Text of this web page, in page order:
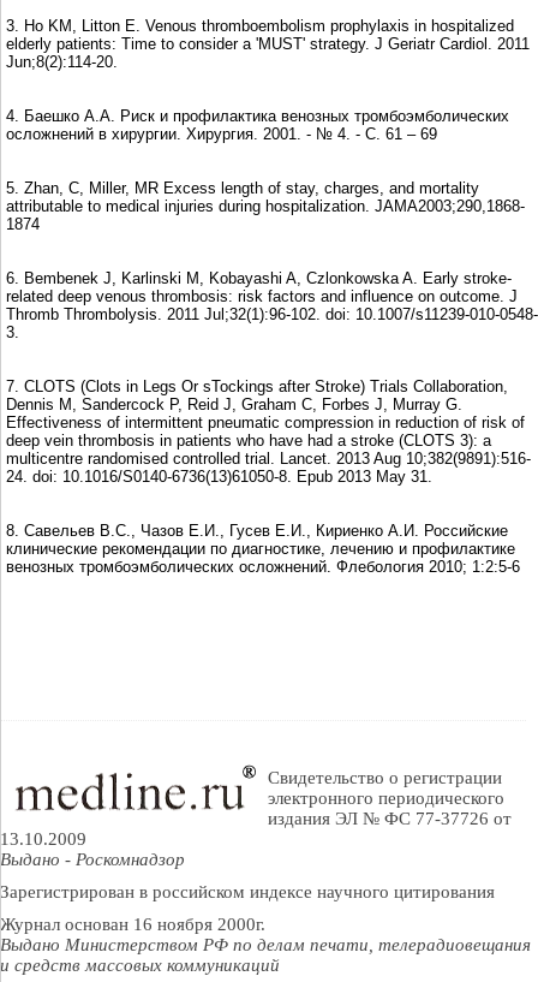
3. Ho KM, Litton E. Venous thromboembolism prophylaxis in hospitalized
elderly patients: Time to consider a 'MUST' strategy. J Geriatr Cardiol. 2011
Jun;8(2):114-20.
4. Баешко А.А. Риск и профилактика венозных тромбоэмболических
осложнений в хирургии. Хирургия. 2001. - № 4. - С. 61 – 69
5. Zhan, C, Miller, MR Excess length of stay, charges, and mortality
attributable to medical injuries during hospitalization. JAMA2003;290,1868-
1874
6. Bembenek J, Karlinski M, Kobayashi A, Czlonkowska A. Early stroke-
related deep venous thrombosis: risk factors and influence on outcome. J
Thromb Thrombolysis. 2011 Jul;32(1):96-102. doi: 10.1007/s11239-010-0548-
3.
7. CLOTS (Clots in Legs Or sTockings after Stroke) Trials Collaboration,
Dennis M, Sandercock P, Reid J, Graham C, Forbes J, Murray G.
Effectiveness of intermittent pneumatic compression in reduction of risk of
deep vein thrombosis in patients who have had a stroke (CLOTS 3): a
multicentre randomised controlled trial. Lancet. 2013 Aug 10;382(9891):516-
24. doi: 10.1016/S0140-6736(13)61050-8. Epub 2013 May 31.
8. Савельев В.С., Чазов Е.И., Гусев Е.И., Кириенко А.И. Российские
клинические рекомендации по диагностике, лечению и профилактике
венозных тромбоэмболических осложнений. Флебология 2010; 1:2:5-6
Свидетельство о регистрации
электронного периодического
издания ЭЛ № ФС 77-37726 от
13.10.2009
Выдано - Роскомнадзор
Зарегистрирован в российском индексе научного цитирования
Журнал основан 16 ноября 2000г.
Выдано Министерством РФ по делам печати, телерадиовещания
и средств массовых коммуникаций